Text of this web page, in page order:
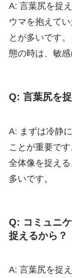
A: 言葉尻を捉
ウマを抱えて
とが多いです
態の時は、敏感
Q: 言葉尻を
A: まずは冷静
ことが重要で
全体像を捉え
多いです。
Q: コミュニ
捉えるから？
A: 言葉尻を捉